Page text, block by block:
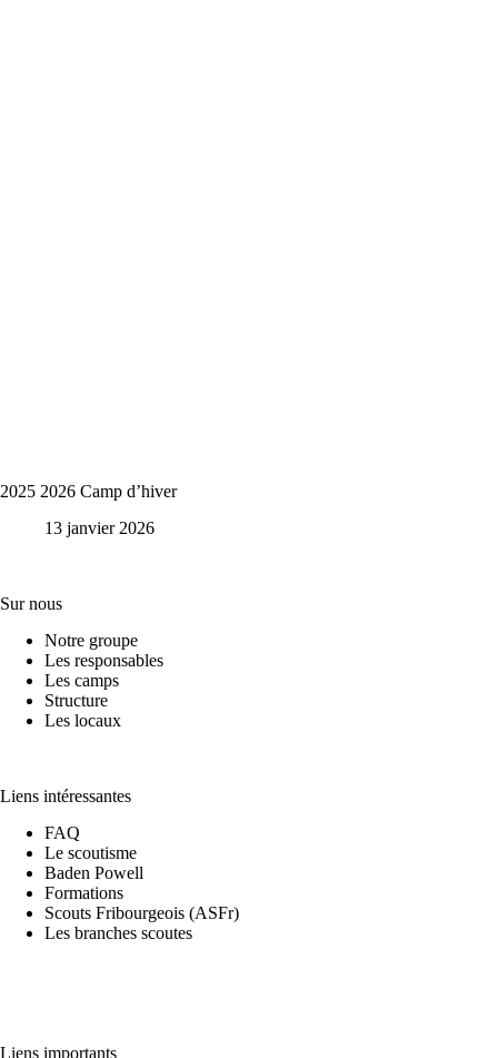
2025 2026 Camp d’hiver
13 janvier 2026
Sur nous
Notre groupe
Les responsables
Les camps
Structure
Les locaux
Liens intéressantes
FAQ
Le scoutisme
Baden Powell
Formations
Scouts Fribourgeois (ASFr)
Les branches scoutes
Liens importants